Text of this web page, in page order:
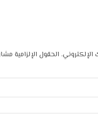
الإلكتروني. الحقول الإلزامية